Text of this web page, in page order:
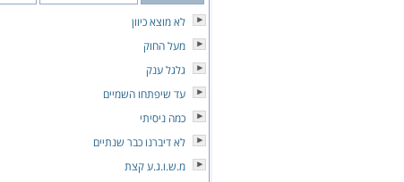
לא מוצא כיוון
מעל החוק
גלגל ענק
עד שיפתחו השמיים
כמה ניסיתי
לא דיברנו כבר שנתיים
מ.ש.ו.ג.ע קצת